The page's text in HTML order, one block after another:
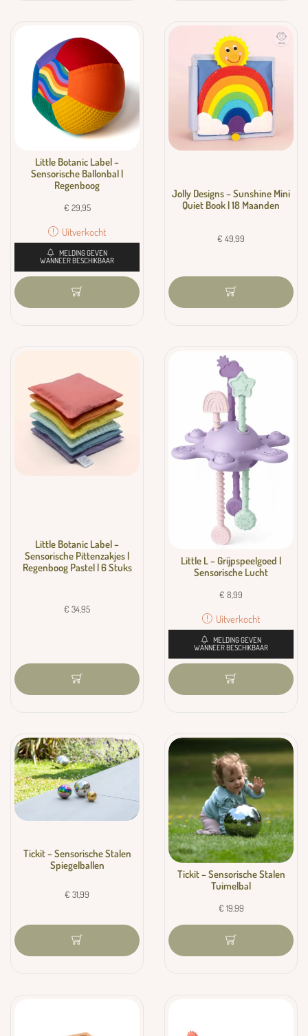
Little Botanic Label –
Sensorische Ballonbal |
Regenboog
€ 29,95
Uitverkocht
MELDING GEVEN
WANNEER BESCHIKBAAR
Jolly Designs – Sunshine Mini
Quiet Book | 18 Maanden
€ 49,99
Little Botanic Label –
Sensorische Pittenzakjes |
Regenboog Pastel | 6 Stuks
€ 34,95
Little L – Grijpspeelgoed |
Sensorische Lucht
€ 8,99
Uitverkocht
MELDING GEVEN
WANNEER BESCHIKBAAR
Tickit – Sensorische Stalen
Spiegelballen
€ 31,99
Tickit – Sensorische Stalen
Tuimelbal
€ 19,99